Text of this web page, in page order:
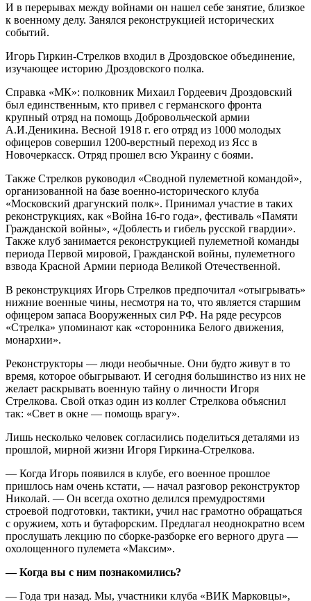
И в перерывах между войнами он нашел себе занятие, близкое
к военному делу. Занялся реконструкцией исторических
событий.
Игорь Гиркин-Стрелков входил в Дроздовское объединение,
изучающее историю Дроздовского полка.
Справка «МК»: полковник Михаил Гордеевич Дроздовский
был единственным, кто привел с германского фронта
крупный отряд на помощь Добровольческой армии
А.И.Деникина. Весной 1918 г. его отряд из 1000 молодых
офицеров совершил 1200-верстный переход из Ясс в
Новочеркасск. Отряд прошел всю Украину с боями.
Также Стрелков руководил «Сводной пулеметной командой»,
организованной на базе военно-исторического клуба
«Московский драгунский полк». Принимал участие в таких
реконструкциях, как «Война 16-го года», фестиваль «Памяти
Гражданской войны», «Доблесть и гибель русской гвардии».
Также клуб занимается реконструкцией пулеметной команды
периода Первой мировой, Гражданской войны, пулеметного
взвода Красной Армии периода Великой Отечественной.
В реконструкциях Игорь Стрелков предпочитал «отыгрывать»
нижние военные чины, несмотря на то, что является старшим
офицером запаса Вооруженных сил РФ. На ряде ресурсов
«Стрелка» упоминают как «сторонника Белого движения,
монархии».
Реконструкторы — люди необычные. Они будто живут в то
время, которое обыгрывают. И сегодня большинство из них не
желает раскрывать военную тайну о личности Игоря
Стрелкова. Свой отказ один из коллег Стрелкова объяснил
так: «Свет в окне — помощь врагу».
Лишь несколько человек согласились поделиться деталями из
прошлой, мирной жизни Игоря Гиркина-Стрелкова.
— Когда Игорь появился в клубе, его военное прошлое
пришлось нам очень кстати, — начал разговор реконструктор
Николай. — Он всегда охотно делился премудростями
строевой подготовки, тактики, учил нас грамотно обращаться
с оружием, хоть и бутафорским. Предлагал неоднократно всем
прослушать лекцию по сборке-разборке его верного друга —
охолощенного пулемета «Максим».
— Когда вы с ним познакомились?
— Года три назад. Мы, участники клуба «ВИК Марковцы»,